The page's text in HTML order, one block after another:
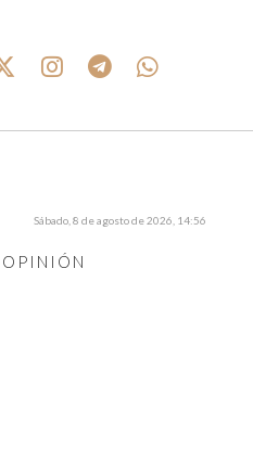
OPINIÓN
Sábado, 8 de agosto de 2026, 14:56